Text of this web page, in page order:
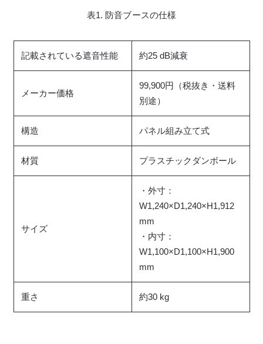
表1. 防音ブースの仕様
記載されている遮音性能 約25 dB減衰
メーカー価格
99,900円（税抜き・送料
別途）
構造 パネル組み立て式
材質 プラスチックダンボール
サイズ
・外寸：
W1,240×D1,240×H1,912
mm
・内寸：
W1,100×D1,100×H1,900
mm
重さ 約30 kg